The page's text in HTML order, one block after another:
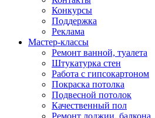
Конкурсы
Поддержка
Реклама
Мастер-классы
Ремонт ванной, туалета
Штукатурка стен
Работа с гипсокартоном
Покраска потолка
Подвесной потолок
Качественный пол
Ремонт лоджии, балкона